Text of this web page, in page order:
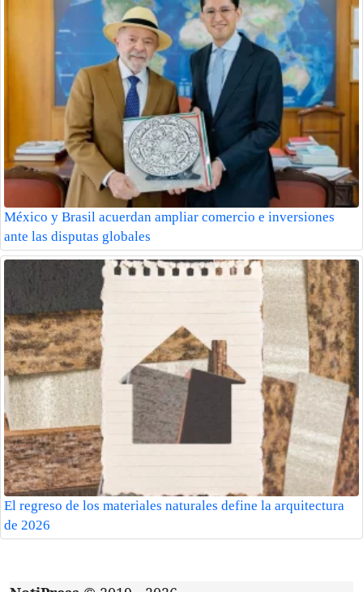
México y Brasil acuerdan ampliar comercio e inversiones
ante las disputas globales
El regreso de los materiales naturales define la arquitectura
de 2026